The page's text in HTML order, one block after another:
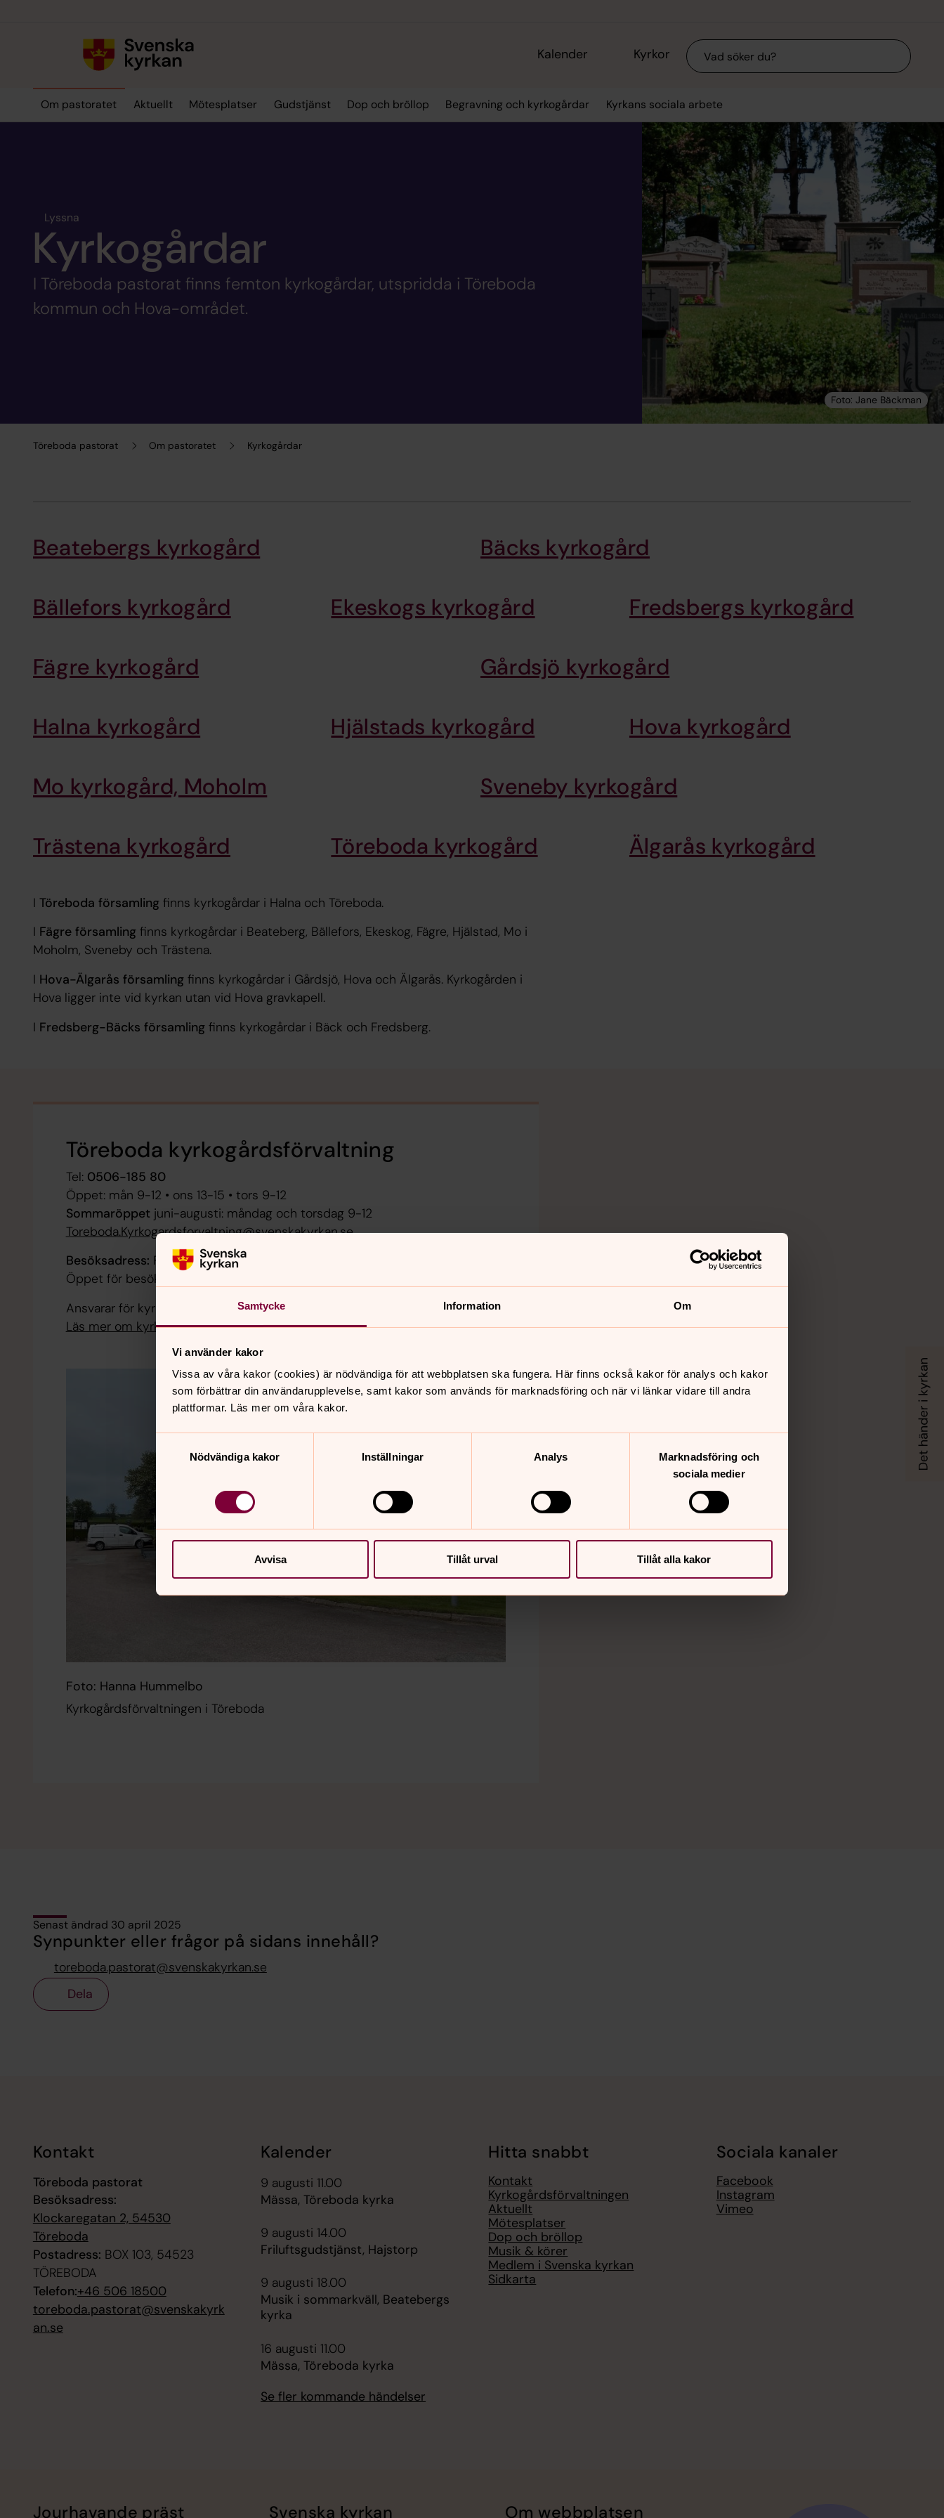
Samtycke Information Om
Vi använder kakor
Vissa av våra kakor (cookies) är nödvändiga för att webbplatsen ska fungera. Här finns också kakor för analys och kakor
som förbättrar din användarupplevelse, samt kakor som används för marknadsföring och när vi länkar vidare till andra
plattformar. Läs mer om våra kakor.
Nödvändiga kakor
Inställningar Analys
Marknadsföring och
sociala medier
Avvisa Tillåt urval Tillåt alla kakor
Kalender Kyrkor Sök
Om pastoratet Aktuellt Mötesplatser Gudstjänst Dop och bröllop Begravning och kyrkogårdar Kyrkans sociala arbete
Töreboda pastorat Om pastoratet Kyrkogårdar
Lyssna
Kyrkogårdar
I Töreboda pastorat finns femton kyrkogårdar, utspridda i Töreboda
kommun och Hova-området.
Beatebergs kyrkogård Bäcks kyrkogård
Bällefors kyrkogård Ekeskogs kyrkogård Fredsbergs kyrkogård
Fägre kyrkogård Gårdsjö kyrkogård
Halna kyrkogård Hjälstads kyrkogård Hova kyrkogård
Mo kyrkogård, Moholm Sveneby kyrkogård
Trästena kyrkogård Töreboda kyrkogård Älgarås kyrkogård
I Töreboda församlingfinns kyrkogårdar i Halna och Töreboda.
I Fägre församlingfinns kyrkogårdar i Beateberg, Bällefors, Ekeskog, Fägre, Hjälstad, Mo i
Moholm, Sveneby och Trästena.
I Hova-Älgarås församlingfinns kyrkogårdar i Gårdsjö, Hova och Älgarås. Kyrkogården i
Hova ligger inte vid kyrkan utan vid Hova gravkapell.
I Fredsberg-Bäcks församlingfinns kyrkogårdar i Bäck och Fredsberg.
Töreboda kyrkogårdsförvaltning
Tel: 0506-185 80
Öppet: mån 9-12 • ons 13-15 • tors 9-12
Sommaröppetjuni-augusti: måndag och torsdag 9-12
Toreboda.Kyrkogardsforvaltning@svenskakyrkan.se
Besöksadress: Fredsbergsvägen 5, Töreboda
Öppet för besök efter överenskommelse.
Ansvarar för kyrkogårdar, gravar, gravskötsel m.m. i hela Töreboda pastorat.
Läs mer om kyrkogårdsförvaltningen
Foto: Hanna Hummelbo
Kyrkogårdsförvaltningen i Töreboda
Senast ändrad 30 april 2025
Synpunkter eller frågor på sidans innehåll?
toreboda.pastorat@svenskakyrkan.se
Dela
Kontakt
Töreboda pastorat
Besöksadress:
Klockaregatan 2, 54530
Töreboda
Postadress: BOX 103, 54523
TÖREBODA
Telefon:+46 506 18500
toreboda.pastorat@svenskakyrk
an.se
Kalender
9 augusti 11.00
Mässa, Töreboda kyrka
9 augusti 14.00
Friluftsgudstjänst, Hajstorp
9 augusti 18.00
Musik i sommarkväll, Beatebergs
kyrka
16 augusti 11.00
Mässa, Töreboda kyrka
Se fler kommande händelser
Hitta snabbt
Kontakt
Kyrkogårdsförvaltningen
Aktuellt
Mötesplatser
Dop och bröllop
Musik & körer
Medlem i Svenska kyrkan
Sidkarta
Sociala kanaler
Facebook
Instagram
Vimeo
Jourhavande präst Svenska kyrkan Om webbplatsen